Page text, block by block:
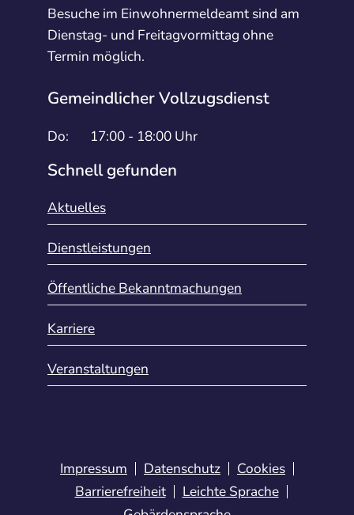
Besuche im Einwohnermeldeamt sind am
Dienstag- und Freitagvormittag ohne
Termin möglich.
Gemeindlicher Vollzugsdienst
Do: 17:00 - 18:00 Uhr
Schnell gefunden
Aktuelles
Dienstleistungen
Öffentliche Bekanntmachungen
Karriere
Veranstaltungen
Impressum Datenschutz
Cookies
Barrierefreiheit
Leichte Sprache